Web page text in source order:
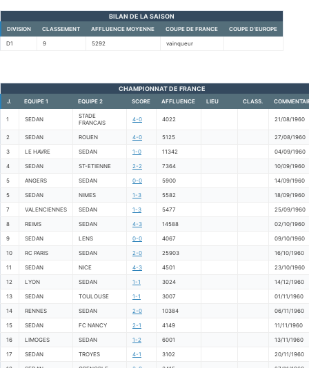
BILAN DE LA SAISON
DIVISION CLASSEMENT AFFLUENCE MOYENNE COUPE DE FRANCE COUPE D'EUROPE
D1 9 5292 vainqueur
CHAMPIONNAT DE FRANCE
J. EQUIPE 1 EQUIPE 2 SCORE AFFLUENCE LIEU CLASS.
1 SEDAN
STADE
FRANCAIS
4-0 4022 21/08/1960
2 SEDAN ROUEN 4-0 5125 27/08/1960
3 LE HAVRE SEDAN 1-0 11342 04/09/1960
4 SEDAN ST-ETIENNE 2-2 7364 10/09/1960
5 ANGERS SEDAN 0-0 5900 14/09/1960
5 SEDAN NIMES 1-3 5582 18/09/1960
7 VALENCIENNES SEDAN 1-3 5477 25/09/1960
8 REIMS SEDAN 4-3 14588 02/10/1960
9 SEDAN LENS 0-0 4067 09/10/1960
10 RC PARIS SEDAN 2-0 25903 16/10/1960
11 SEDAN NICE 4-3 4501 23/10/1960
12 LYON SEDAN 1-1 3024 14/12/1960
13 SEDAN TOULOUSE 1-1 3007 01/11/1960
14 RENNES SEDAN 2-0 10384 06/11/1960
15 SEDAN FC NANCY 2-1 4149 11/11/1960
16 LIMOGES SEDAN 1-2 6001 13/11/1960
17 SEDAN TROYES 4-1 3102 20/11/1960